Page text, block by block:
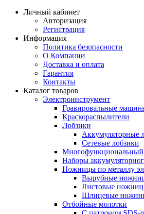
Личный кабинет
Авторизация
Регистрация
Информация
Политика безопасности
О Компании
Доставка и оплата
Гарантия
Контакты
Каталог товаров
Электроинструмент
Гравировальные
Краскораспылители
Лобзики
Аккумуляторные
Сетевые лобзики
Многофункциональный
Наборы
Ножницы по металлу
Вырубные
Листовые
Шлицевые
Отбойные молотки